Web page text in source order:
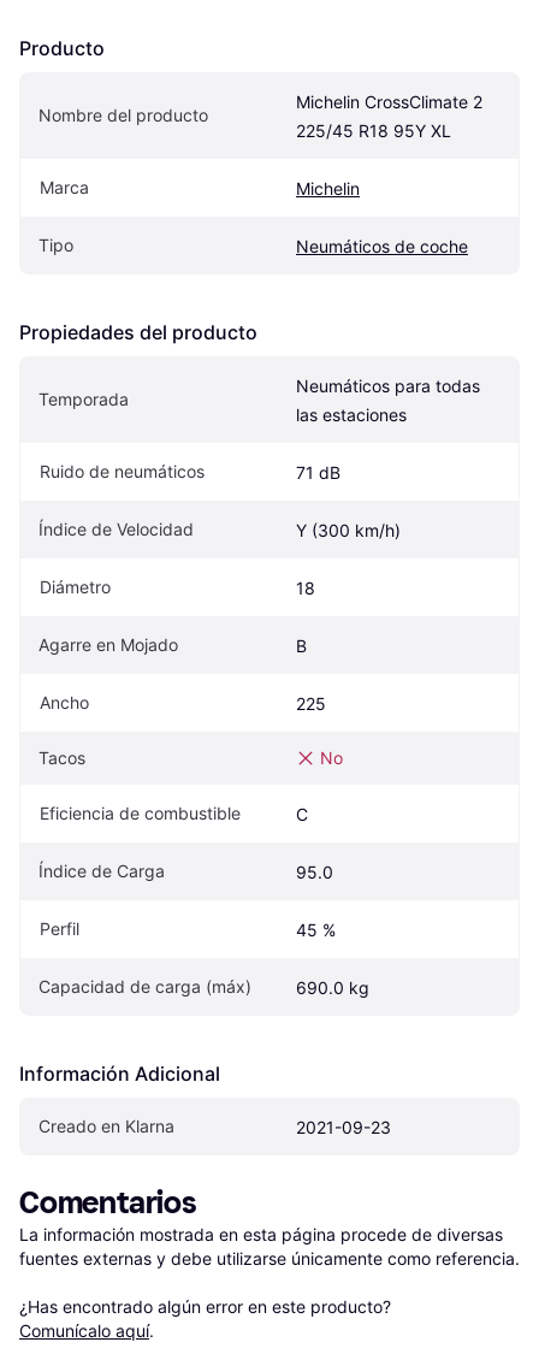
Producto
Nombre del producto
Michelin CrossClimate 2
225/45 R18 95Y XL
Marca Michelin
Tipo Neumáticos de coche
Propiedades del producto
Temporada
Neumáticos para todas
las estaciones
Ruido de neumáticos 71 dB
Índice de Velocidad Y (300 km/h)
Diámetro 18
Agarre en Mojado B
Ancho 225
Tacos No
Eficiencia de combustible C
Índice de Carga 95.0
Perfil 45 %
Capacidad de carga (máx) 690.0 kg
Información Adicional
Creado en Klarna 2021-09-23
Comentarios
La información mostrada en esta página procede de diversas
fuentes externas y debe utilizarse únicamente como referencia.
¿Has encontrado algún error en este producto?
Comunícalo aquí.